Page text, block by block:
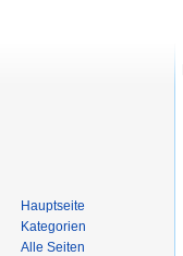
Hauptseite
Kategorien
Alle Seiten